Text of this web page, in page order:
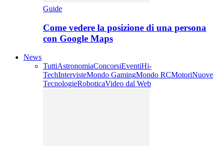
Guide
Come vedere la posizione di una persona
con Google Maps
News
TuttiAstronomiaConcorsiEventiHi-
TechIntervisteMondo GamingMondo RCMotoriNuove
TecnologieRoboticaVideo dal Web